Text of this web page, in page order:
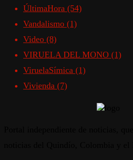
ÚltimaHora (54)
Vandalismo (1)
Video (8)
VIRUELA DEL MONO (1)
ViruelaSímica (1)
Vivienda (7)